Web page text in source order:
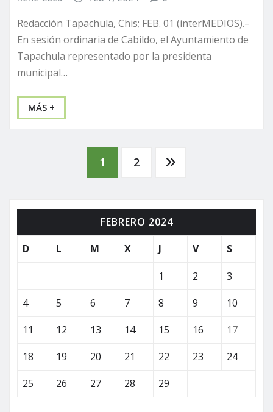
Redacción Tapachula, Chis; FEB. 01 (interMEDIOS).–
En sesión ordinaria de Cabildo, el Ayuntamiento de
Tapachula representado por la presidenta
municipal…
MÁS +
Paginación
de
entradas
1 2
FEBRERO 2024
D
L M X J V S
1 2
3
4
5 6 7 8 9
10
11
12 13 14 15 16
17
18
19 20 21 22 23
24
25
26 27 28 29